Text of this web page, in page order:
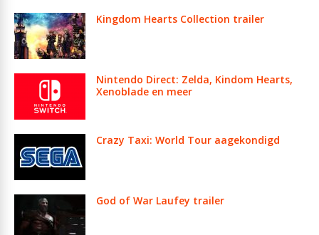
Kingdom Hearts Collection trailer
Nintendo Direct: Zelda, Kindom Hearts,
Xenoblade en meer
Crazy Taxi: World Tour aagekondigd
God of War Laufey trailer